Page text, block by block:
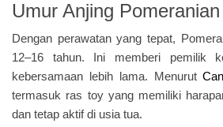
Umur Anjing
Dengan perawatan yang tepat,
12–16 tahun. Ini memberi pemilik
kebersamaan lebih lama. Menurut
termasuk ras toy yang memiliki
dan tetap aktif di usia tua.